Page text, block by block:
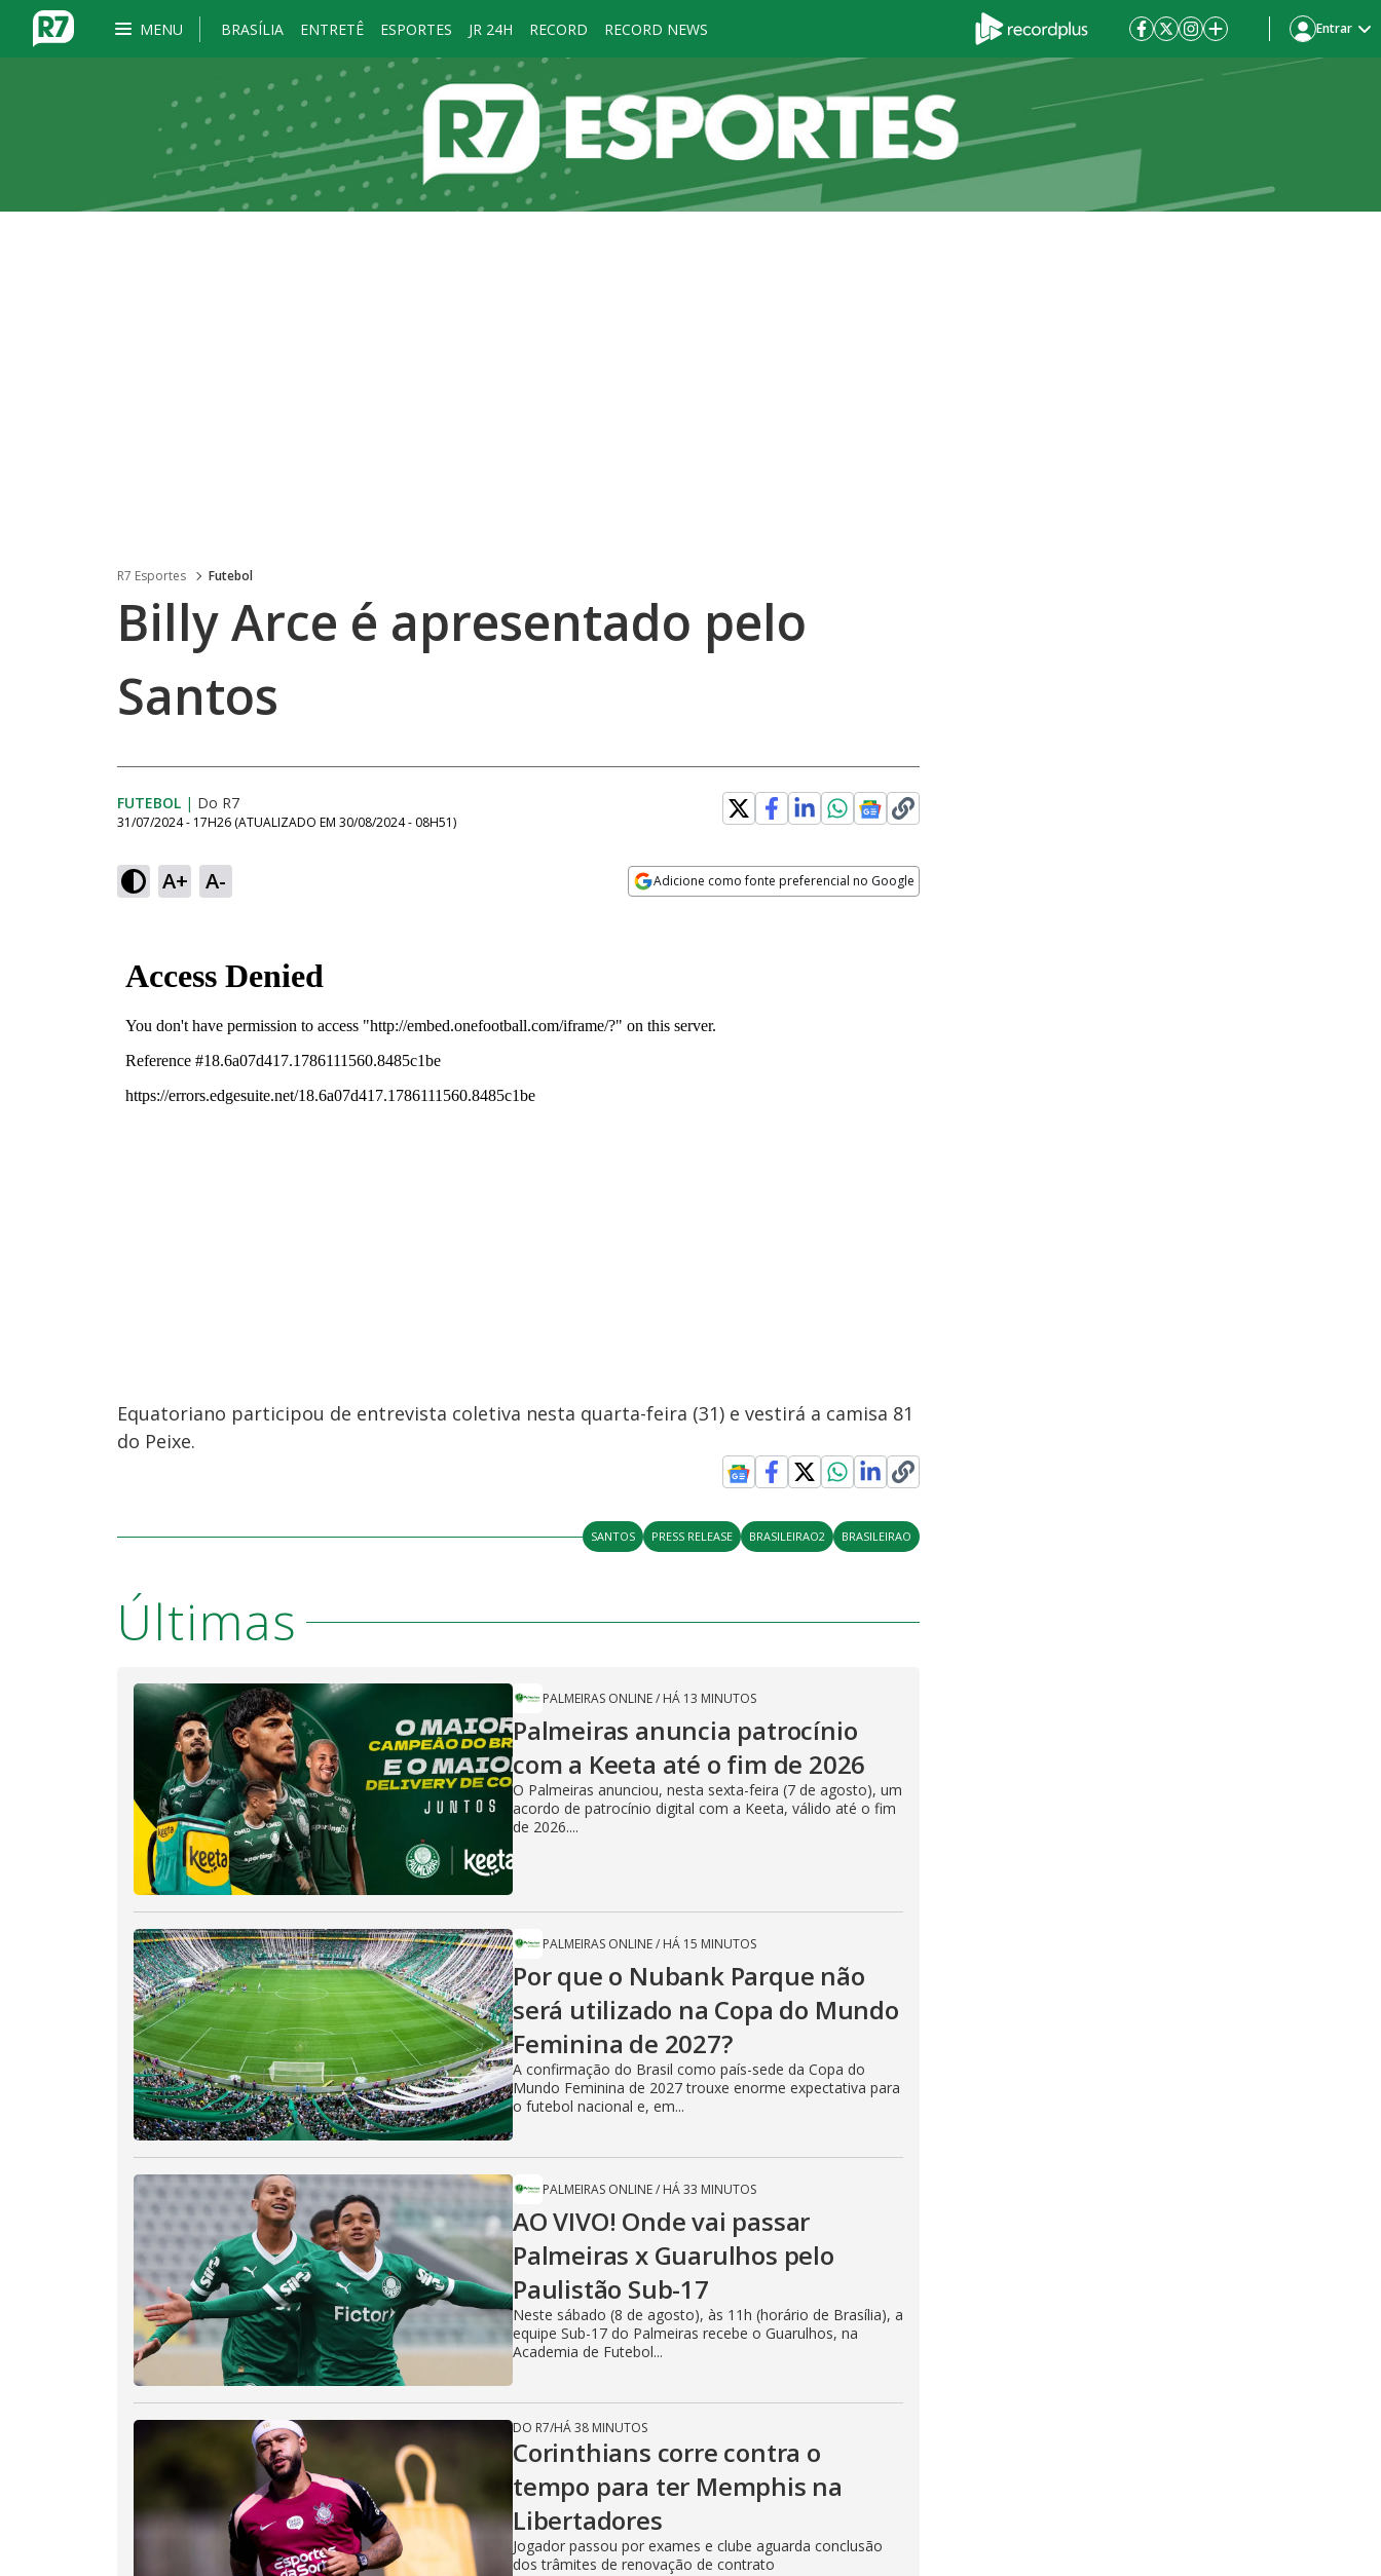
MENU BRASÍLIA ENTRETÊ ESPORTES JR 24H RECORD RECORD NEWS Entrar
R7 Esportes Futebol
Billy Arce é apresentado pelo
Santos
FUTEBOL | Do R7
31/07/2024 - 17H26 (ATUALIZADO EM 30/08/2024 - 08H51)
A+ A- Adicione como fonte preferencial no Google
Equatoriano participou de entrevista coletiva nesta quarta-feira (31) e vestirá a camisa 81
do Peixe.
SANTOS PRESS RELEASE BRASILEIRAO2 BRASILEIRAO
Últimas
PALMEIRAS ONLINE/ HÁ 13 MINUTOS
Palmeiras anuncia patrocínio
com a Keeta até o fim de 2026
O Palmeiras anunciou, nesta sexta-feira (7 de agosto), um
acordo de patrocínio digital com a Keeta, válido até o fim
de 2026....
PALMEIRAS ONLINE/ HÁ 15 MINUTOS
Por que o Nubank Parque não
será utilizado na Copa do Mundo
Feminina de 2027?
A confirmação do Brasil como país-sede da Copa do
Mundo Feminina de 2027 trouxe enorme expectativa para
o futebol nacional e, em...
PALMEIRAS ONLINE/ HÁ 33 MINUTOS
AO VIVO! Onde vai passar
Palmeiras x Guarulhos pelo
Paulistão Sub-17
Neste sábado (8 de agosto), às 11h (horário de Brasília), a
equipe Sub-17 do Palmeiras recebe o Guarulhos, na
Academia de Futebol...
DO R7/HÁ 38 MINUTOS
Corinthians corre contra o
tempo para ter Memphis na
Libertadores
Jogador passou por exames e clube aguarda conclusão
dos trâmites de renovação de contrato